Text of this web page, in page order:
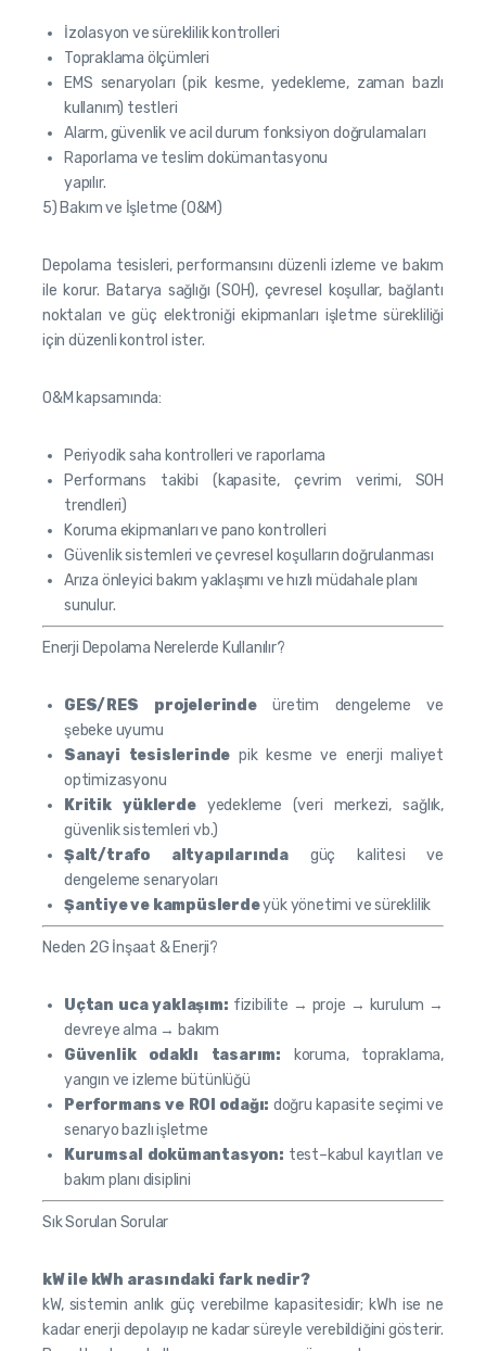
İzolasyon ve süreklilik kontrolleri
Topraklama ölçümleri
EMS senaryoları (pik kesme, yedekleme, zaman bazlı
kullanım) testleri
Alarm, güvenlik ve acil durum fonksiyon doğrulamaları
Raporlama ve teslim dokümantasyonu
yapılır.
5) Bakım ve İşletme (O&M)
Depolama tesisleri, performansını düzenli izleme ve bakım
ile korur. Batarya sağlığı (SOH), çevresel koşullar, bağlantı
noktaları ve güç elektroniği ekipmanları işletme sürekliliği
için düzenli kontrol ister.
O&M kapsamında:
Periyodik saha kontrolleri ve raporlama
Performans takibi (kapasite, çevrim verimi, SOH
trendleri)
Koruma ekipmanları ve pano kontrolleri
Güvenlik sistemleri ve çevresel koşulların doğrulanması
Arıza önleyici bakım yaklaşımı ve hızlı müdahale planı
sunulur.
Enerji Depolama Nerelerde Kullanılır?
GES/RES projelerindeüretim dengeleme ve
şebeke uyumu
Sanayi tesislerinde pik kesme ve enerji maliyet
optimizasyonu
Kritik yüklerdeyedekleme (veri merkezi, sağlık,
güvenlik sistemleri vb.)
Şalt/trafo altyapılarında güç kalitesi ve
dengeleme senaryoları
Şantiye ve kampüslerdeyük yönetimi ve süreklilik
Neden 2G İnşaat & Enerji?
Uçtan uca yaklaşım: fizibilite → proje → kurulum →
devreye alma → bakım
Güvenlik odaklı tasarım: koruma, topraklama,
yangın ve izleme bütünlüğü
Performans ve ROI odağı: doğru kapasite seçimi ve
senaryo bazlı işletme
Kurumsal dokümantasyon: test–kabul kayıtları ve
bakım planı disiplini
Sık Sorulan Sorular
kW ile kWh arasındaki fark nedir?
kW, sistemin anlık güç verebilme kapasitesidir; kWh ise ne
kadar enerji depolayıp ne kadar süreyle verebildiğini gösterir.